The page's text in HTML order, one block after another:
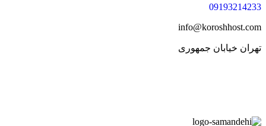
09193214233
info@koroshhost.com
تهران خیابان جمهوری